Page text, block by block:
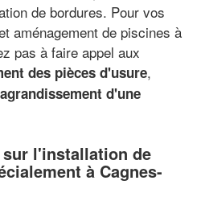
de bordures. Pour vos
aménagement de piscines à
pas à faire appel aux
des pièces d'usure,
agrandissement d'une
l'installation de
à Cagnes-